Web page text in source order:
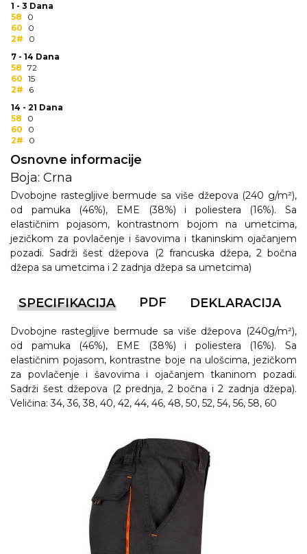
1 - 3 Dana
58
0
60
0
2#
0
7 - 14 Dana
58 72
60 15
2#
6
14 - 21 Dana
58
0
60
0
2#
0
Osnovne informacije
Boja: Crna
Dvobojne rastegljive bermude sa više džepova (240 g/m²),
od pamuka (46%), EME (38%) i poliestera (16%). Sa
elastičnim pojasom, kontrastnom bojom na umetcima,
jezičkom za povlačenje i šavovima i tkaninskim ojačanjem
pozadi. Sadrži šest džepova (2 francuska džepa, 2 bočna
džepa sa umetcima i 2 zadnja džepa sa umetcima)
SPECIFIKACIJA PDF DEKLARACIJA
Dvobojne rastegljive bermude sa više džepova (240g/m²),
od pamuka (46%), EME (38%) i poliestera (16%). Sa
elastičnim pojasom, kontrastne boje na ulošcima, jezičkom
za povlačenje i šavovima i ojačanjem tkaninom pozadi.
Sadrži šest džepova (2 prednja, 2 bočna i 2 zadnja džepa).
Veličina: 34, 36, 38, 40, 42, 44, 46, 48, 50, 52, 54, 56, 58, 60